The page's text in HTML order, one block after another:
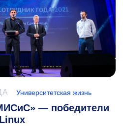
Университетская жизнь
— победители